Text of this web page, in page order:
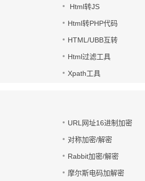
Html转JS
Html转PHP代码
HTML/UBB互转
Html过滤工具
Xpath工具
URL网址16进制加密
对称加密/解密
Rabbit加密/解密
摩尔斯电码加解密